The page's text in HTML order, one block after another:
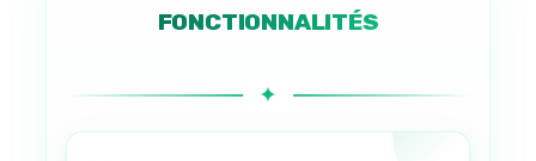
FONCTIONNALITÉS